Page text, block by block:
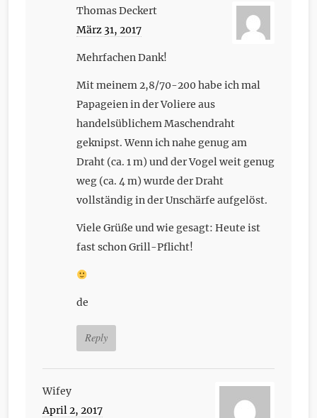
Thomas Deckert
März 31, 2017
Mehrfachen Dank!
Mit meinem 2,8/70-200 habe ich mal
Papageien in der Voliere aus
handelsüblichem Maschendraht
geknipst. Wenn ich nahe genug am
Draht (ca. 1 m) und der Vogel weit genug
weg (ca. 4 m) wurde der Draht
vollständig in der Unschärfe aufgelöst.
Viele Grüße und wie gesagt: Heute ist
fast schon Grill-Pflicht!
de
Reply
Wifey
April 2, 2017